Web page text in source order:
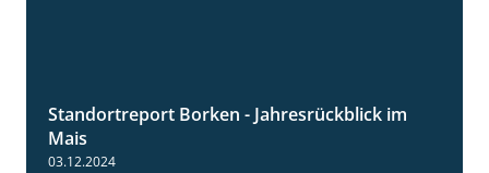
Standortreport Borken - Jahresrückblick im
Mais